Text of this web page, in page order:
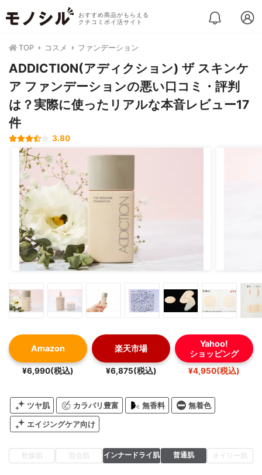
おすすめ商品がもらえる
クチコミポイ活サイト
TOP コスメ ファンデーション
ADDICTION(アディクション) ザ スキンケ
ア ファンデーションの悪い口コミ・評判
は？実際に使ったリアルな本音レビュー17
件
3.80
Amazon
¥6,990(税込)
楽天市場
¥6,875(税込)
Yahoo!
ショッピング
¥4,950(税込)
ツヤ肌 カラバリ豊富 無香料 無着色
エイジングケア向け
乾燥肌 混合肌 インナードライ肌 普通肌 オイリー肌